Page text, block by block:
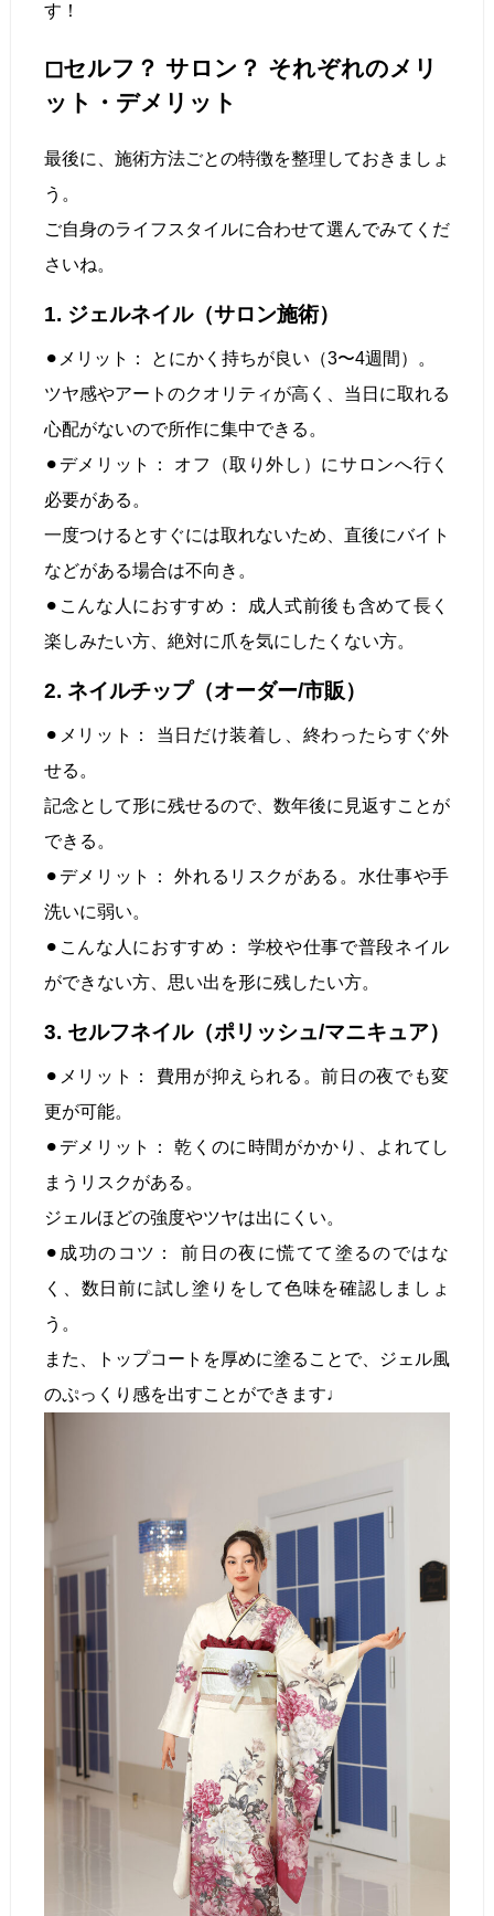
す！
◻︎セルフ？ サロン？ それぞれのメリ
ット・デメリット
最後に、施術方法ごとの特徴を整理しておきましょ
う。
ご自身のライフスタイルに合わせて選んでみてくだ
さいね。
1. ジェルネイル（サロン施術）
⚫︎メリット： とにかく持ちが良い（3〜4週間）。
ツヤ感やアートのクオリティが高く、当日に取れる
心配がないので所作に集中できる。
⚫︎デメリット： オフ（取り外し）にサロンへ行く
必要がある。
一度つけるとすぐには取れないため、直後にバイト
などがある場合は不向き。
⚫︎こんな人におすすめ： 成人式前後も含めて長く
楽しみたい方、絶対に爪を気にしたくない方。
2. ネイルチップ（オーダー/市販）
⚫︎メリット： 当日だけ装着し、終わったらすぐ外
せる。
記念として形に残せるので、数年後に見返すことが
できる。
⚫︎デメリット： 外れるリスクがある。水仕事や手
洗いに弱い。
⚫︎こんな人におすすめ： 学校や仕事で普段ネイル
ができない方、思い出を形に残したい方。
3. セルフネイル（ポリッシュ/マニキュア）
⚫︎メリット： 費用が抑えられる。前日の夜でも変
更が可能。
⚫︎デメリット： 乾くのに時間がかかり、よれてし
まうリスクがある。
ジェルほどの強度やツヤは出にくい。
⚫︎成功のコツ： 前日の夜に慌てて塗るのではな
く、数日前に試し塗りをして色味を確認しましょ
う。
また、トップコートを厚めに塗ることで、ジェル風
のぷっくり感を出すことができます♩